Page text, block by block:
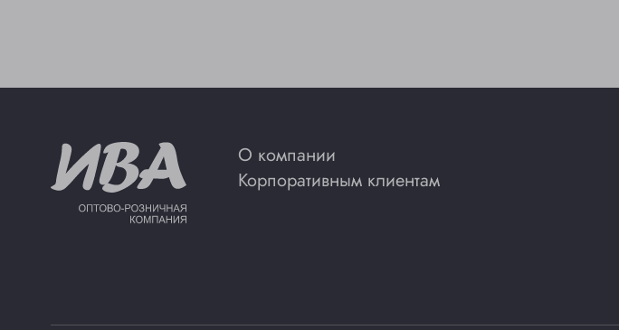
О компании
Корпоративным клиентам